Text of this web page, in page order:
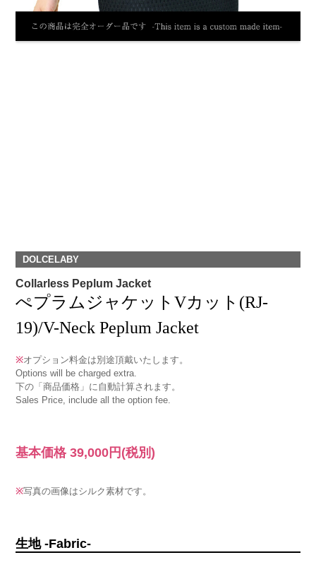
DOLCELABY
Collarless Peplum Jacket
ぺプラムジャケットVカット(RJ-
19)/V-Neck Peplum Jacket
※オプション料金は別途頂戴いたします。
Options will be charged extra.
下の「商品価格」に自動計算されます。
Sales Price, include all the option fee.
基本価格39,000円 (税別)
※写真の画像はシルク素材です。
生地 -Fabric-